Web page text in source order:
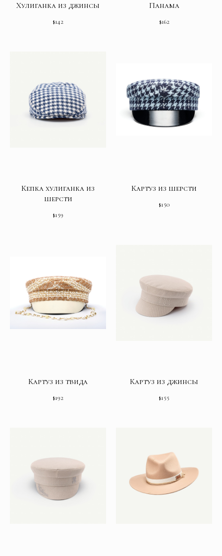
Хулиганка из джинсы
$142
Панама
$162
Кепка хулиганка из
шерсти
$159
Картуз из шерсти
$150
Картуз из твида
$192
Картуз из джинсы
$155